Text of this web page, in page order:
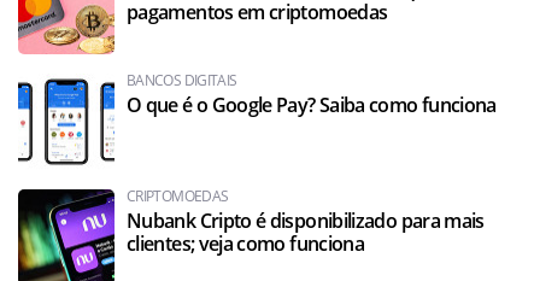
pagamentos em criptomoedas
BANCOS DIGITAIS
O que é o Google Pay? Saiba como funciona
CRIPTOMOEDAS
Nubank Cripto é disponibilizado para mais
clientes; veja como funciona